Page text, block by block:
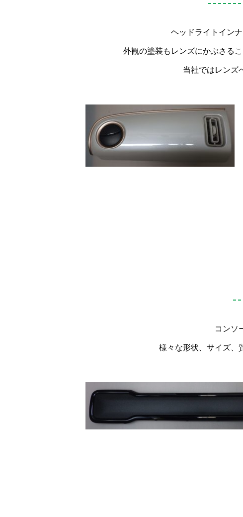
ヘッドライトイン
外観の塗装もレンズにかぶさる
当社ではレンズ
コンソ
様々な形状、サイズ、